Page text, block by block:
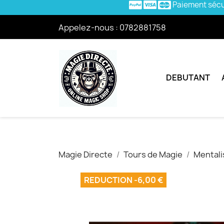
Paiement
Appelez-nous : 0782881758
DEBUTANT
Magie Directe Tours de Magie
REDUCTION -6,00 €